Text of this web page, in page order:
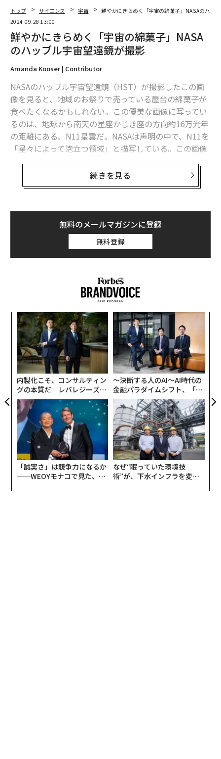
2026年9月号発売中
最新号の購入はこちらから
関連記事
紫金山・アトラス彗星は「健在」科学者チームが発表 観測に最適な時期
は？
地球に期間限定の「第2の月」誕生 9月29日から2カ月間
まもなく到来、「秋分のオーロラシーズン」に備えよう
謎の天体「暗黒彗星」が地球の水の大半をもたらした可能性
地球に接近した2つの巨大小惑星、NASAが画像公開 1つに衛星を発見
タグ： 宇宙 天体観測 彗星
トップ サイエンス 宇宙
鮮やかにきらめく「宇宙の綿菓子」NASAのハッ
2024.09.28 13:00
鮮やかにきらめく「宇宙の綿菓子」NASA
のハッブル宇宙望遠鏡が撮影
Amanda Kooser | Contributor
NASAのハッブル宇宙望遠鏡（HST）が撮影したこの画
像を見ると、地域のお祭りで売っている屋台の綿菓子が
食べたくなるかもしれない。この優美な画像に写ってい
るのは、地球から南天の星座かじき座の方向約16万光年
の距離にある、N11星雲だ。NASAは声明の中で、N11を
「星々によって泡立つ領域」と描写している。この画像
は、天の川銀河（銀河系）に隣接する銀河とそこで作用
している宇宙のプロセスを、天文ファンに垣間見せてく
れる。
HSTが捉えたN11の画像は、輝きが散りばめられた渦巻
く赤い霧のように見える。「約1000光年にわたって無秩
序に広がったN11のフィラメント群が、恒星物質を互い
に織り交ぜている様子は、まるでキラキラと輝く綿菓子
のようだ」とNASAは表現している。「綿で織りなした
星によって電離されていることにより、星雲全体が鮮や
かな赤紫色に見えている」とNASAは続けている。1000
光年という距離がどのくらいかを実感するのは難しい
が、太陽に次いで地球に最も近い恒星のプロキシマ・ケ
ンタウリまでの距離が約4.2光年であることは、知ってお
くと役に立つ。要するに、N11は巨大なのだ。
続きを見る
無料のメールマガジンに登録
無料登録
内製化こそ、コンサルティン
グの本質だ レバレジーズが
実践する、次世代ファームの
全貌
〜決断する人のAI〜AI時代の
金融パラダイムシフト、「超
個別化」の核心 【MUFG×ウ
ェルスナビ×PwC】
「誠実さ」は競争力になるか
──WEOYモナコで見た、く
なぜ“眠っていた環境技
術”が、下水インフラを変え